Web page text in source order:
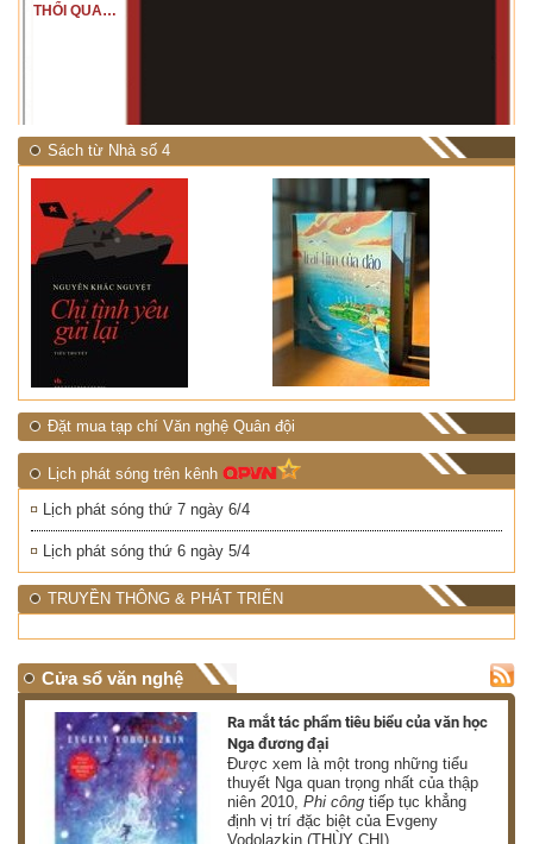
THỔI QUA
Sách từ Nhà số 4
Đặt mua tạp chí Văn nghệ Quân đội
Lịch phát sóng trên kênh
Lịch phát sóng thứ 7 ngày 6/4
Lịch phát sóng thứ 6 ngày 5/4
TRUYỀN THÔNG & PHÁT TRIỂN
Cửa sổ văn nghệ
Ra mắt tác phẩm tiêu biểu của văn học
Nga đương đại
Được xem là một trong những tiểu
thuyết Nga quan trọng nhất của thập
niên 2010,Phi công tiếp tục khẳng
định vị trí đặc biệt của Evgeny
Vodolazkin (THÙY CHI)